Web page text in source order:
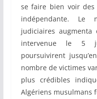
se faire bien voir
indépendante. Le
judiciaires augmenta
intervenue le 5
poursuivirent
nombre de victimes
plus crédibles
Algériens musulmans